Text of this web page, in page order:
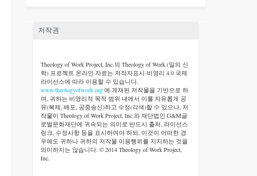
저작권
Theology of Work Project, Inc.의 Theology of Work (일의 신
학) 프로젝트 온라인 자료는 저작자표시-비영리 4.0 국제
라이선스에 따라 이용할 수 있습니다.
www.theologyofwork.org에 게재된 저작물을 기반으로 하
여, 귀하는 비영리적 목적 범위 내에서 이를 자유롭게 공
유(복제, 배포, 공중송신)하고 수정(각색)할 수 있으나, 저
작물이 Theology of Work Project, Inc.와 재단법인 G&M글
로벌문화재단에 귀속되는 의미로 반드시 출처, 라이선스
링크, 수정사항 등을 표시하여야 하되, 이것이 어떠한 경
우에도 귀하나 귀하의 저작물 이용행위를 지지하는 것을
의미하지는 않습니다. © 2014 Theology of Work Project,
Inc.